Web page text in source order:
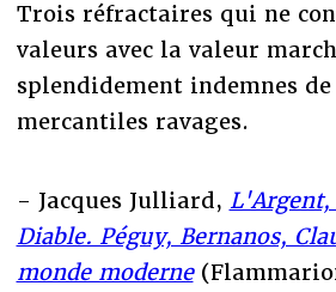
Trois réfractaires qui ne
valeurs avec la valeur
splendidement indemnes de
mercantiles ravages.
- Jacques Julliard,
Diable. Péguy, Bernanos,
monde moderne